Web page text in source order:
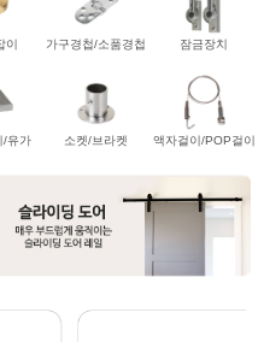
이 가구경첩/소품경첩 잠금장치
/유가 소켓/브라켓 액자걸이/POP걸이